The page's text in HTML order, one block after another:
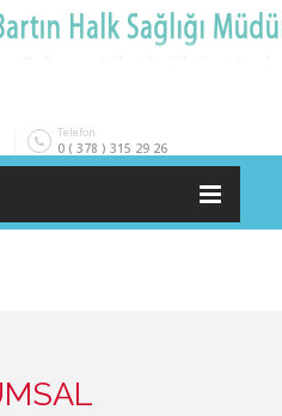
Telefon
0 ( 378 ) 315 29 26